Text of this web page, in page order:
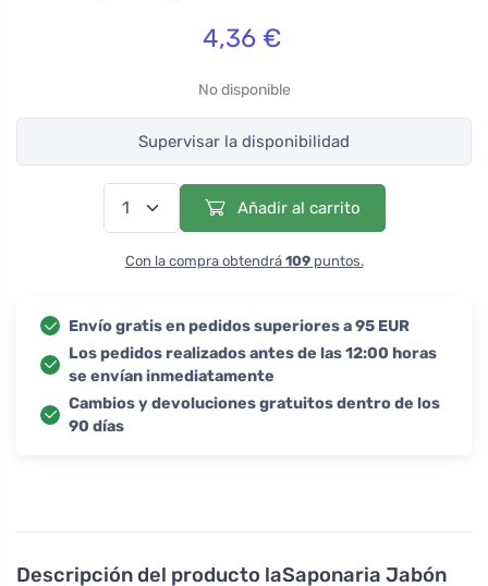
Descripción del producto laSaponaria Jabón
4,36 €
No disponible
Supervisar la disponibilidad
Añadir al carrito
Con la compra obtendrá 109puntos.
Envío gratis en pedidos superiores a 95 EUR
Los pedidos realizados antes de las 12:00 horas
se envían inmediatamente
Cambios y devoluciones gratuitos dentro de los
90 días